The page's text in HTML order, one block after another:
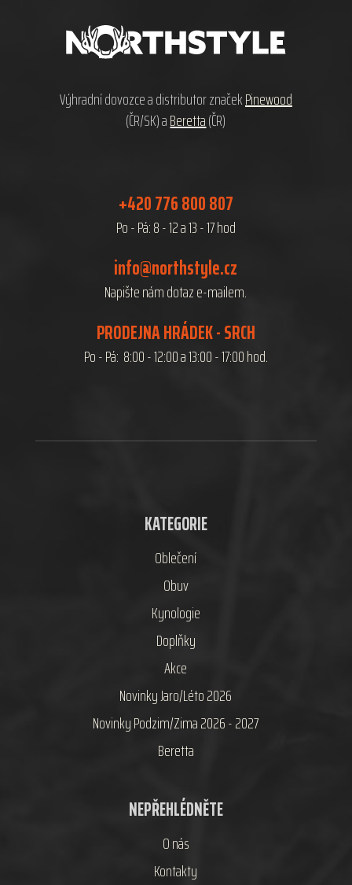
Výhradní dovozce a distributor značekPinewood
(ČR/SK) aBeretta(ČR)
+420 776 800 807
Po - Pá: 8 - 12 a 13 - 17 hod
info@northstyle.cz
Napište nám dotaz e-mailem.
PRODEJNA HRÁDEK - SRCH
Po - Pá: 8:00 - 12:00 a 13:00 - 17:00 hod.
KATEGORIE
Oblečení
Obuv
Kynologie
Doplňky
Akce
Novinky Jaro/Léto 2026
Novinky Podzim/Zima 2026 - 2027
Beretta
NEPŘEHLÉDNĚTE
O nás
Kontakty